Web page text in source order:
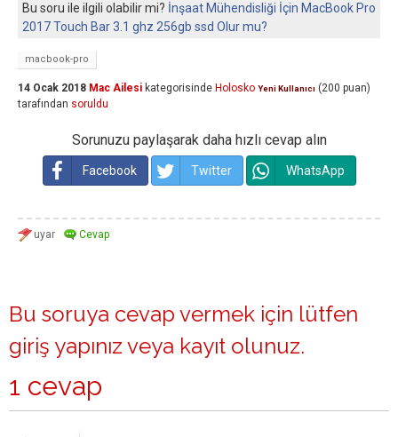
Bu soru ile ilgili olabilir mi? İnşaat Mühendisliği İçin MacBook Pro
2017 Touch Bar 3.1 ghz 256gb ssd Olur mu?
macbook-pro
14 Ocak 2018 Mac Ailesi kategorisinde Holosko Yeni Kullanıcı (200 puan)
tarafından soruldu
Sorunuzu paylaşarak daha hızlı cevap alın
Facebook Twitter WhatsApp
Bu soruya cevap vermek için lütfen
giriş yapınız veya kayıt olunuz.
1 cevap